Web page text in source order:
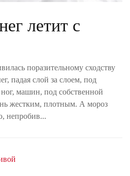
летит с
поразительному сходству
падая слой за слоем, под
машин, под собственной
жестким, плотным. А мороз
непробив...